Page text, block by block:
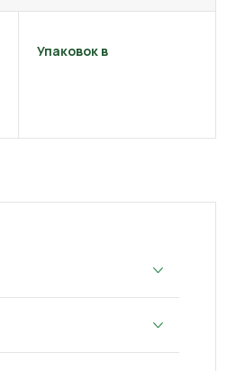
Упаковок в